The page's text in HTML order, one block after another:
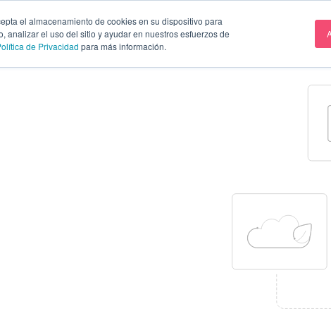
el almacenamiento de cookies en su dispositivo para
analizar el uso del sitio y ayudar en nuestros esfuerzos de
de Privacidad para más información.